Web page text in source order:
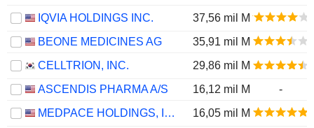
IQVIA HOLDINGS INC.
37,56 mil M
BEONE MEDICINES AG
35,91 mil M
CELLTRION, INC.
29,86 mil M
ASCENDIS PHARMA A/S
16,12 mil M
-
MEDPACE HOLDINGS, INC.
16,05 mil M